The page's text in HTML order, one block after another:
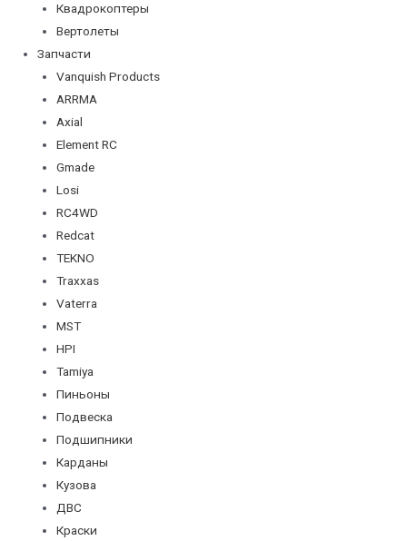
Квадрокоптеры
Вертолеты
Запчасти
Vanquish Products
ARRMA
Axial
Element RC
Gmade
Losi
RC4WD
Redcat
TEKNO
Traxxas
Vaterra
MST
HPI
Tamiya
Пиньоны
Подвеска
Подшипники
Карданы
Кузова
ДВС
Краски